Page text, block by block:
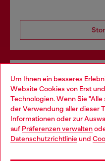
Um Ihnen ein besseres
Website Cookies von Erst
Technologien. Wenn Sie
der Verwendung aller dieser
Informationen oder zur
auf Präferenzen verwalten
Datenschutzrichtlinieund
Omnichannel-
Entdecke unser gesamtes
im Store.
Choose your location
You are currently browsing
may be based in United